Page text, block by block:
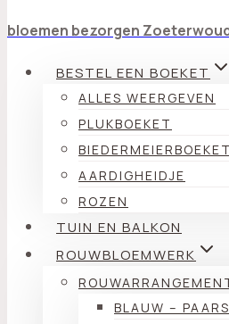
bloemen bezorgen
BESTEL EEN BOEKET
ALLES WEERGEVEN
PLUKBOEKET
BIEDERMEIERBOEKET
AARDIGHEIDJE
ROZEN
TUIN EN BALKON
ROUWBLOEMWERK
BLAUW –